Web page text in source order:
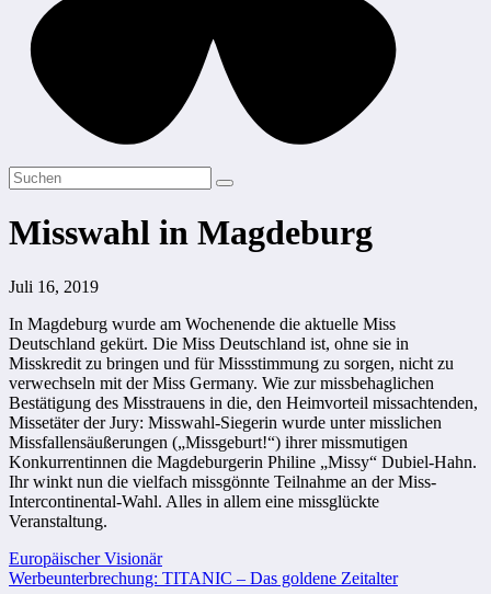
Misswahl in Magdeburg
Juli 16, 2019
In Magdeburg wurde am Wochenende die aktuelle Miss
Deutschland gekürt. Die Miss Deutschland ist, ohne sie in
Misskredit zu bringen und für Missstimmung zu sorgen, nicht zu
verwechseln mit der Miss Germany. Wie zur missbehaglichen
Bestätigung des Misstrauens in die, den Heimvorteil missachtenden,
Missetäter der Jury: Misswahl-Siegerin wurde unter misslichen
Missfallensäußerungen („Missgeburt!“) ihrer missmutigen
Konkurrentinnen die Magdeburgerin Philine „Missy“ Dubiel-Hahn.
Ihr winkt nun die vielfach missgönnte Teilnahme an der Miss-
Intercontinental-Wahl. Alles in allem eine missglückte
Veranstaltung.
Beitragsnavigation
Europäischer Visionär
Werbeunterbrechung: TITANIC – Das goldene Zeitalter